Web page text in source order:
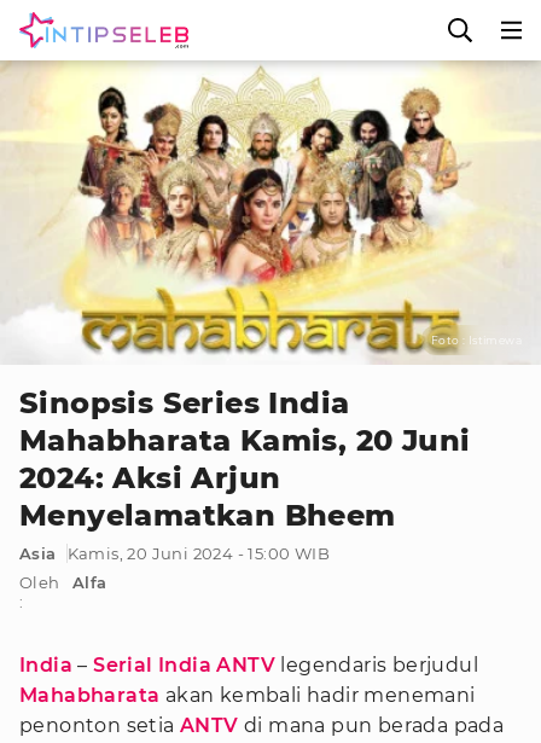
Foto : Istimewa
Sinopsis Series India
Mahabharata Kamis, 20 Juni
2024: Aksi Arjun
Menyelamatkan Bheem
Asia
Kamis, 20 Juni 2024 - 15:00 WIB
Oleh
:
Alfa
India –Serial India ANTV legendaris berjudul
Mahabharata akan kembali hadir menemani
penonton setia ANTV di mana pun berada pada